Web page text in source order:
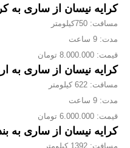
کرایه نیسان از ساری به
مسافت: 750کیلومتر
مدت: 9 ساعت
قیمت: 8.000.000 تومان
کرایه نیسان از ساری به
مسافت: 622 کیلومتر
مدت: 9 ساعت
قیمت: 6.000.000 تومان
کرایه نیسان از ساری به
مسافت: 1392 کیلومتر